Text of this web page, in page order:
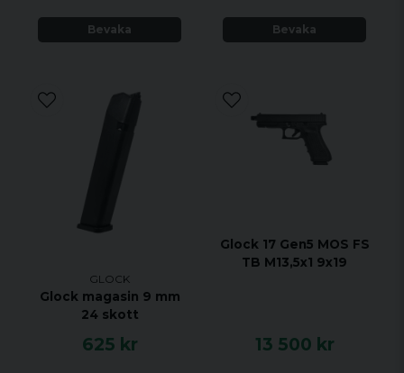
Bevaka Bevaka
GLOCK
Glock magasin 9 mm
24 skott
625 kr
Glock 17 Gen5 MOS FS
TB M13,5x1 9x19
13 500 kr